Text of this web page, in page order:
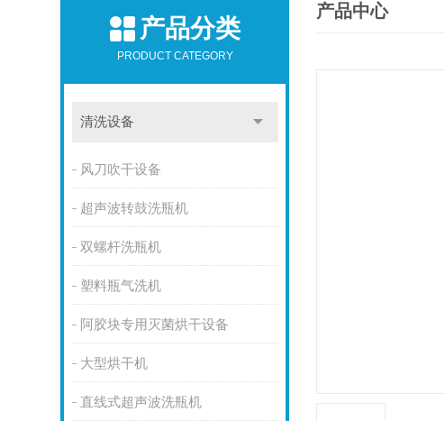
产品分类
PRODUCT CATEGORY
清洗设备
风刀吹干设备
超声波转鼓洗瓶机
双螺杆洗瓶机
塑料瓶气洗机
阿胶块专用灭菌烘干设备
大型烘干机
直线式超声波洗瓶机
产品中心